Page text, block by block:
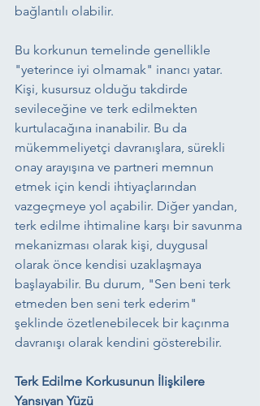
bağlantılı olabilir.
Bu korkunun temelinde genellikle
"yeterince iyi olmamak" inancı yatar.
Kişi, kusursuz olduğu takdirde
sevileceğine ve terk edilmekten
kurtulacağına inanabilir. Bu da
mükemmeliyetçi davranışlara, sürekli
onay arayışına ve partneri memnun
etmek için kendi ihtiyaçlarından
vazgeçmeye yol açabilir. Diğer yandan,
terk edilme ihtimaline karşı bir savunma
mekanizması olarak kişi, duygusal
olarak önce kendisi uzaklaşmaya
başlayabilir. Bu durum, "Sen beni terk
etmeden ben seni terk ederim"
şeklinde özetlenebilecek bir kaçınma
davranışı olarak kendini gösterebilir.
Terk Edilme Korkusunun İlişkilere
Yansıyan Yüzü